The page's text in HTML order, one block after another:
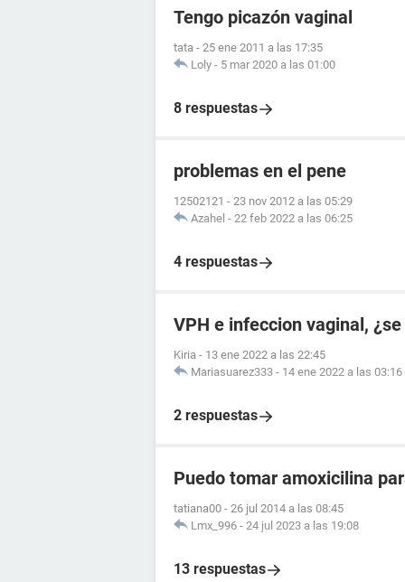
Tengo picazón vaginal
tata - 25 ene 2011 a las 17:35
Loly - 5 mar 2020 a las 01:00
8 respuestas
problemas en el pene
12502121 - 23 nov 2012 a las 05:29
Azahel - 22 feb 2022 a las 06:25
4 respuestas
VPH e infeccion vaginal,
Kiria - 13 ene 2022 a las 22:45
Mariasuarez333 - 14 ene 2022 a las 03:16
2 respuestas
Puedo tomar amoxicilina
tatiana00 - 26 jul 2014 a las 08:45
Lmx_996 - 24 jul 2023 a las 19:08
13 respuestas